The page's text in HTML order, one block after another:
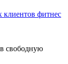
фитнес
свободную